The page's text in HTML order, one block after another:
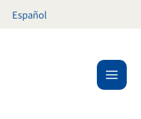
Español